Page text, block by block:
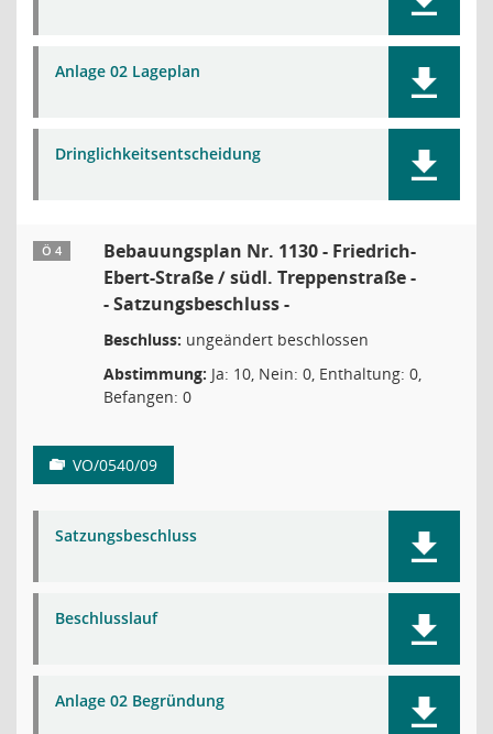
Anlage 02 Lageplan
Dringlichkeitsentscheidung
Ö 4
Bebauungsplan Nr. 1130 - Friedrich-
Ebert-Straße / südl. Treppenstraße -
- Satzungsbeschluss -
Beschluss: ungeändert beschlossen
Abstimmung: Ja: 10, Nein: 0, Enthaltung: 0,
Befangen: 0
VO/0540/09
Satzungsbeschluss
Beschlusslauf
Anlage 02 Begründung